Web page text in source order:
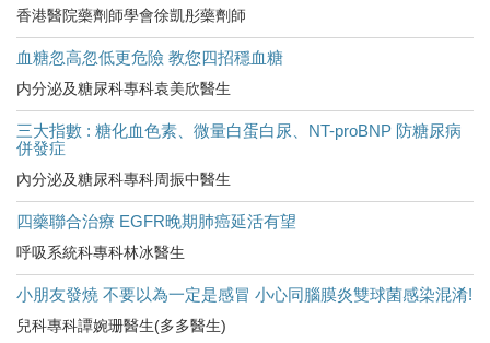
香港醫院藥劑師學會徐凱彤藥劑師
血糖忽高忽低更危險 教您四招穩血糖
内分泌及糖尿科專科袁美欣醫生
三大指數 : 糖化血色素、微量白蛋白尿、NT-proBNP 防糖尿病
併發症
內分泌及糖尿科專科周振中醫生
四藥聯合治療 EGFR晚期肺癌延活有望
呼吸系統科專科林冰醫生
小朋友發燒 不要以為一定是感冒 小心同腦膜炎雙球菌感染混淆!
兒科專科譚婉珊醫生(多多醫生)